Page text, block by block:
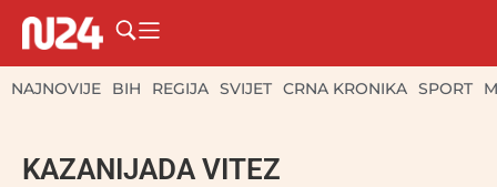
NAJNOVIJE BIH REGIJA SVIJET CRNA KRONIKA SPORT
KAZANIJADA VITEZ